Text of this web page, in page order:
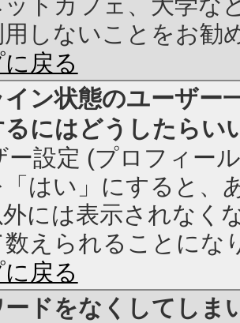
しないことをお勧
に戻る
ン状態のユーザー
るにはどうしたらい
ー設定 (プロフィー
はい」にすると、
には表示されなく
数えられることにな
に戻る
ドをなくしてしま